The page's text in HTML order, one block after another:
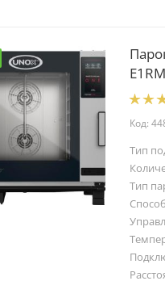
Код:
Тип
Тип